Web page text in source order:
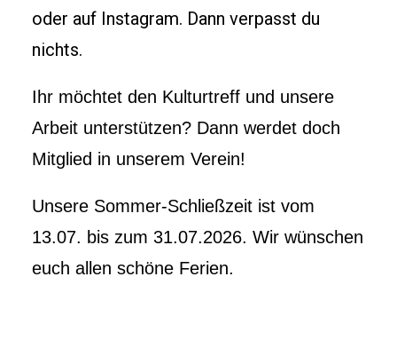
oder auf Instagram. Dann verpasst du
nichts.
Ihr möchtet den Kulturtreff und unsere
Arbeit unterstützen? Dann werdet doch
Mitglied in unserem Verein!
Unsere Sommer-Schließzeit ist vom
13.07. bis zum 31.07.2026. Wir wünschen
euch allen schöne Ferien.